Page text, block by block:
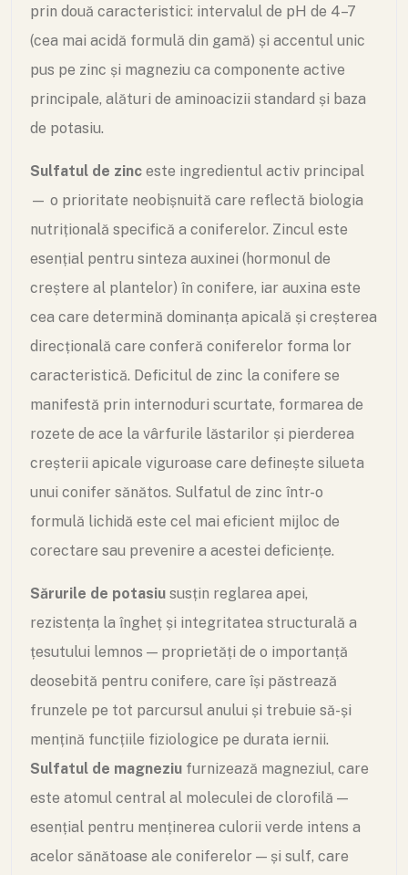
prin două caracteristici: intervalul de pH de 4–7
(cea mai acidă formulă din gamă) și accentul unic
pus pe zinc și magneziu ca componente active
principale, alături de aminoacizii standard și baza
de potasiu.
Sulfatul de zinc este ingredientul activ principal
— o prioritate neobișnuită care reflectă biologia
nutrițională specifică a coniferelor. Zincul este
esențial pentru sinteza auxinei (hormonul de
creștere al plantelor) în conifere, iar auxina este
cea care determină dominanța apicală și creșterea
direcțională care conferă coniferelor forma lor
caracteristică. Deficitul de zinc la conifere se
manifestă prin internoduri scurtate, formarea de
rozete de ace la vârfurile lăstarilor și pierderea
creșterii apicale viguroase care definește silueta
unui conifer sănătos. Sulfatul de zinc într-o
formulă lichidă este cel mai eficient mijloc de
corectare sau prevenire a acestei deficiențe.
Sărurile de potasiu susțin reglarea apei,
rezistența la îngheț și integritatea structurală a
țesutului lemnos — proprietăți de o importanță
deosebită pentru conifere, care își păstrează
frunzele pe tot parcursul anului și trebuie să-și
mențină funcțiile fiziologice pe durata iernii.
Sulfatul de magneziu furnizează magneziul, care
este atomul central al moleculei de clorofilă —
esențial pentru menținerea culorii verde intens a
acelor sănătoase ale coniferelor — și sulf, care